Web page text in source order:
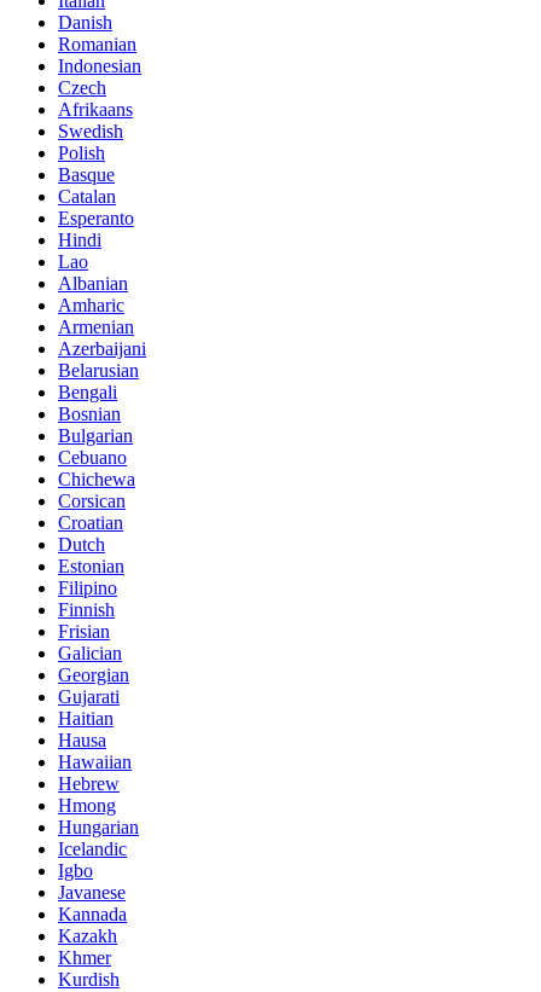
Danish
Romanian
Indonesian
Czech
Afrikaans
Swedish
Polish
Basque
Catalan
Esperanto
Hindi
Lao
Albanian
Amharic
Armenian
Azerbaijani
Belarusian
Bengali
Bosnian
Bulgarian
Cebuano
Chichewa
Corsican
Croatian
Dutch
Estonian
Filipino
Finnish
Frisian
Galician
Georgian
Gujarati
Haitian
Hausa
Hawaiian
Hebrew
Hmong
Hungarian
Icelandic
Igbo
Javanese
Kannada
Kazakh
Khmer
Kurdish